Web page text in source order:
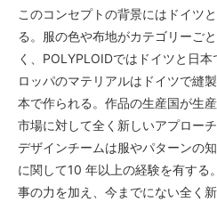
このコンセプトの背景にはドイツ
る。服の色や布地がカテゴリーご
く、POLYPLOIDではドイツと日
ロッパのマテリアルはドイツで縫
本で作られる。作品の生産国が生
市場に対して全く新しいアプロー
デザインチームは服やパターンの
に関して10 年以上の経験を有する
事の力を加え、今までにない全く